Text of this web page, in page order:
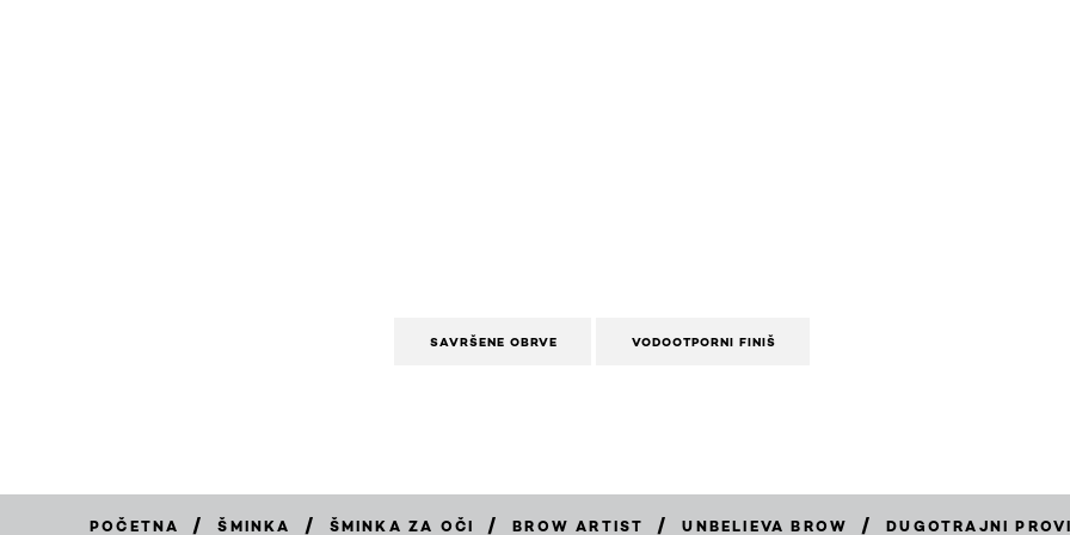
SAVRŠENE OBRVE VODOOTPORNI FINIŠ
POČETNA / ŠMINKA / ŠMINKA ZA OČI / BROW ARTIST / UNBELIEVA BROW / DUGOTRAJNI